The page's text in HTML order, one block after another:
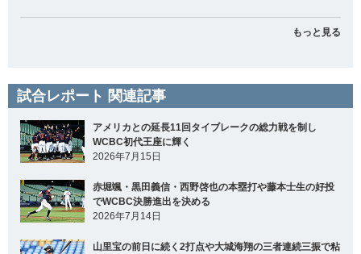
もっと見る
試合レポート 関連記事
アメリカとの延長11回タイブレークの総力戦を制し
WCBC初代王座に輝く
2026年7月15日
赤堀颯・黒田義信・西野啓也の本塁打や藤本士生の好投
でWCBC決勝進出を決める
2026年7月14日
山里宝の前日に続く2打点や大城海翔の三者連続三振で粘